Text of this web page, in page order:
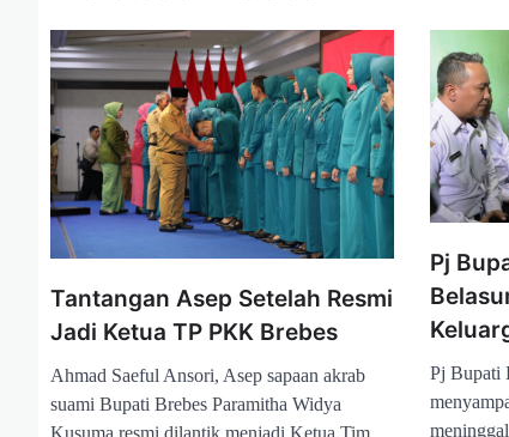
p
Tantangan Asep Setelah Resmi
Jadi Ketua TP PKK Brebes
Ahmad Saeful Ansori, Asep sapaan akrab
suami Bupati Brebes Paramitha Widya
Kusuma resmi dilantik menjadi Ketua Tim
Pj
Pj Bupati